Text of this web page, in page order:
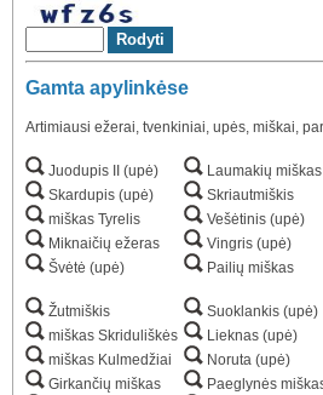
Gamta apylinkėse
Artimiausi ežerai, tvenkiniai, upės, miškai,
Juodupis II (upė)
Skardupis (upė)
miškas Tyrelis
Miknaičių ežeras
Švėtė (upė)
Žutmiškis
miškas Skriduliškės
miškas Kulmedžiai
Girkančių miškas
Laumakių miškas
Skriautmiškis
Vešėtinis (upė)
Vingris (upė)
Pailių miškas
Suoklankis (upė)
Lieknas (upė)
Noruta (upė)
Paeglynės